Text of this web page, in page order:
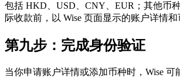
包括 HKD、USD、CNY、EUR；其他币
际收款前，以 Wise 页面显示的账户详情和
第九步：完成身份验证
当你申请账户详情或添加币种时，Wise 可